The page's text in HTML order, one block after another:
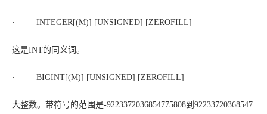
· INTEGER[(M)] [UNSIGNED] [ZEROFILL]
这是INT的同义词。
· BIGINT[(M)] [UNSIGNED] [ZEROFILL]
大整数。带符号的范围是-9223372036854775808到92233720368547